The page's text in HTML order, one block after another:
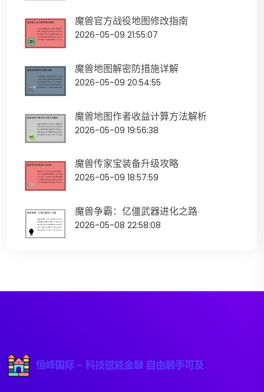
魔兽官方战役地图修改指南
2026-05-09 21:55:07
魔兽地图解密防措施详解
2026-05-09 20:54:55
魔兽地图作者收益计算方法解析
2026-05-09 19:56:38
魔兽传家宝装备升级攻略
2026-05-09 18:57:59
魔兽争霸：亿僵武器进化之路
2026-05-08 22:58:08